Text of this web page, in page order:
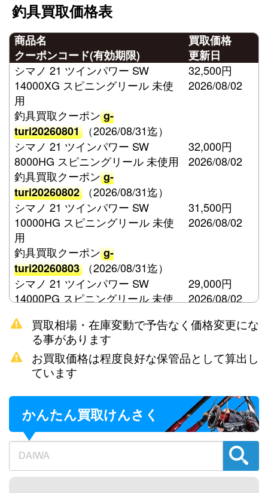
釣具買取価格表
商品名
クーポンコード(有効期限)
買取価格
更新日
シマノ 21 ツインパワー SW
14000XG スピニングリール 未使
用
釣具買取クーポン g-
turi20260801
（2026/08/31迄）
32,500円
2026/08/02
シマノ 21 ツインパワー SW
8000HG スピニングリール 未使用
釣具買取クーポン g-
turi20260802
（2026/08/31迄）
32,000円
2026/08/02
シマノ 21 ツインパワー SW
10000HG スピニングリール 未使
用
釣具買取クーポン g-
turi20260803
（2026/08/31迄）
31,500円
2026/08/02
シマノ 21 ツインパワー SW
14000PG スピニングリール 未使
釣具買取クーポンg-
turi20260804 （2026/08/31迄）
29,000円
2026/08/02
シマノ 15 ツインパワー SW
8000HG スピニングリール 未使用
turi20260805（2026/08/31迄）
21,000円
ダイワ 荒法師 21尺 へら竿 未使用
釣具買取クーポンg-
turi20260806
57,500円
2026/08/02
ダイワ 荒法師 武天K 18尺 へら竿
未使用
48,000円
2026/08/02
買取相場・在庫変動で予告なく価格変更にな
る事があります
お買取価格は程度良好な保管品として算出し
ています
かんたん買取けんさく